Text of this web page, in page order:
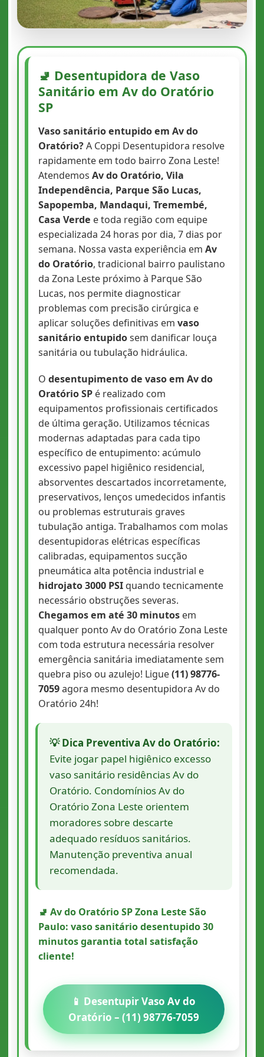
🚽 Desentupidora de Vaso
Sanitário em Av do Oratório
SP
Vaso sanitário entupido em Av do
Oratório?A Coppi Desentupidora resolve
rapidamente em todo bairro Zona Leste!
Atendemos Av do Oratório, Vila
Independência, Parque São Lucas,
Sapopemba, Mandaqui, Tremembé,
Casa Verde e toda região com equipe
especializada 24 horas por dia, 7 dias por
semana. Nossa vasta experiência em Av
do Oratório, tradicional bairro paulistano
da Zona Leste próximo à Parque São
Lucas, nos permite diagnosticar
problemas com precisão cirúrgica e
aplicar soluções definitivas em vaso
sanitário entupidosem danificar louça
sanitária ou tubulação hidráulica.
O desentupimento de vaso em Av do
Oratório SPé realizado com
equipamentos profissionais certificados
de última geração. Utilizamos técnicas
modernas adaptadas para cada tipo
específico de entupimento: acúmulo
excessivo papel higiênico residencial,
absorventes descartados incorretamente,
preservativos, lenços umedecidos infantis
ou problemas estruturais graves
tubulação antiga. Trabalhamos com molas
desentupidoras elétricas específicas
calibradas, equipamentos sucção
pneumática alta potência industrial e
hidrojato 3000 PSIquando tecnicamente
necessário obstruções severas.
Chegamos em até 30 minutosem
qualquer ponto Av do Oratório Zona Leste
com toda estrutura necessária resolver
emergência sanitária imediatamente sem
quebra piso ou azulejo! Ligue(11) 98776-
7059agora mesmo desentupidora Av do
Oratório 24h!
💡 Dica Preventiva Av do Oratório:
Evite jogar papel higiênico excesso
vaso sanitário residências Av do
Oratório. Condomínios Av do
Oratório Zona Leste orientem
moradores sobre descarte
adequado resíduos sanitários.
Manutenção preventiva anual
recomendada.
🚽 Av do Oratório SP Zona Leste São
Paulo: vaso sanitário desentupido 30
minutos garantia total satisfação
cliente!
📱 Desentupir Vaso Av do
Oratório – (11) 98776-7059